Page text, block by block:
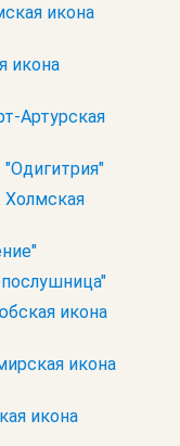
икона
икона
Артурская
Холмская
икона
икона
икона